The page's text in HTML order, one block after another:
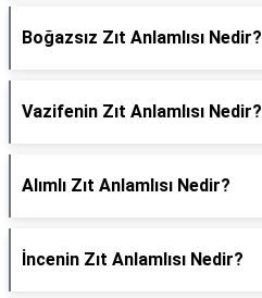
Boğazsız Zıt Anlamlısı Nedir?
Vazifenin Zıt Anlamlısı Nedir?
Alımlı Zıt Anlamlısı Nedir?
İncenin Zıt Anlamlısı Nedir?